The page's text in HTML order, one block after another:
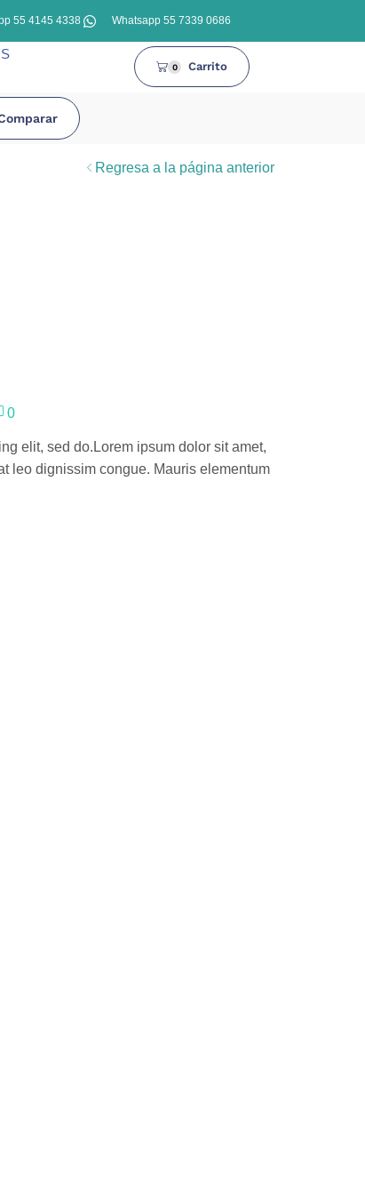
55 4145 4338 Whatsapp 55 7339 0686
0 Carrito
Regresa a la página anterior
0
elit, sed do.Lorem ipsum dolor sit amet,
leo dignissim congue. Mauris elementum